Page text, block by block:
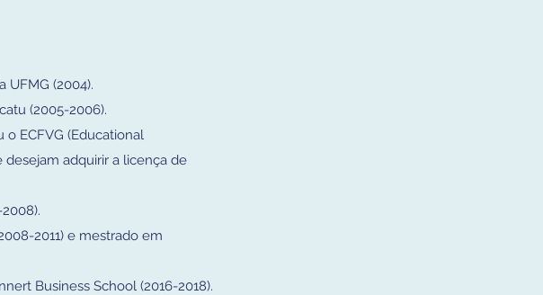
UFMG (2004).
(2005-2006).
o ECFVG (Educational
desejam adquirir a licença de
2011) e mestrado em
Business School (2016-2018).